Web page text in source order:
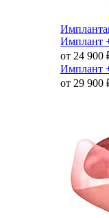
Имплант
от 24 900
Имплант
от 29 900